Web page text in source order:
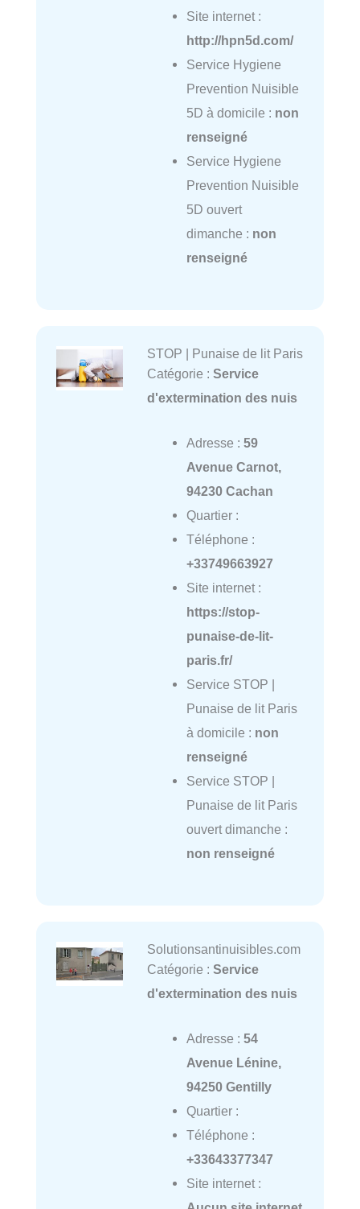
Site internet :
http://hpn5d.com/
Service Hygiene
Prevention Nuisible
5D à domicile : non
renseigné
Service Hygiene
Prevention Nuisible
5D ouvert
dimanche : non
renseigné
STOP | Punaise de lit Paris
Catégorie : Service
d'extermination des nuis
Adresse : 59
Avenue Carnot,
94230 Cachan
Quartier :
Téléphone :
+33749663927
Site internet :
https://stop-
punaise-de-lit-
paris.fr/
Service STOP |
Punaise de lit Paris
à domicile : non
renseigné
Service STOP |
Punaise de lit Paris
ouvert dimanche :
non renseigné
Solutionsantinuisibles.com
Catégorie : Service
d'extermination des nuis
Adresse : 54
Avenue Lénine,
94250 Gentilly
Quartier :
Téléphone :
+33643377347
Site internet :